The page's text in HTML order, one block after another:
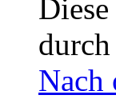
Nach